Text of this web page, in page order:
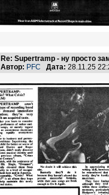
Re: Supertramp - ну просто
Автор: PFC Дата: 28.11.25